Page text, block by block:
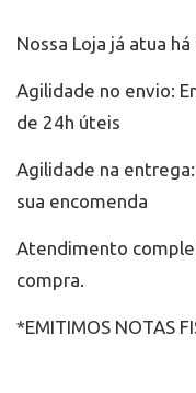
Nossa Loja já atua
Agilidade no envio:
de 24h úteis
Agilidade na
sua encomenda
Atendimento
compra.
*EMITIMOS NOTAS